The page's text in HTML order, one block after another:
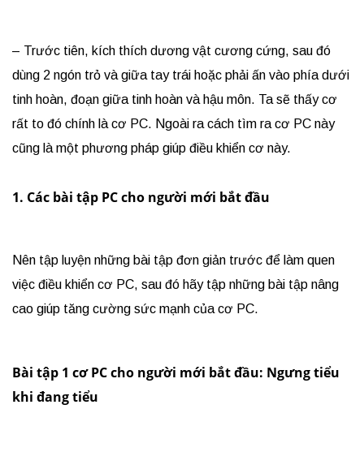
– Trước tiên, kích thích dương vật cương cứng, sau đó
dùng 2 ngón trỏ và giữa tay trái hoặc phải ấn vào phía dưới
tinh hoàn, đoạn giữa tinh hoàn và hậu môn. Ta sẽ thấy cơ
rất to đó chính là cơ PC. Ngoài ra cách tìm ra cơ PC này
cũng là một phương pháp giúp điều khiển cơ này.
1. Các bài tập PC cho người mới bắt đầu
Nên tập luyện những bài tập đơn giản trước để làm quen
việc điều khiển cơ PC, sau đó hãy tập những bài tập nâng
cao giúp tăng cường sức mạnh của cơ PC.
Bài tập 1 cơ PC cho người mới bắt đầu: Ngưng tiểu
khi đang tiểu